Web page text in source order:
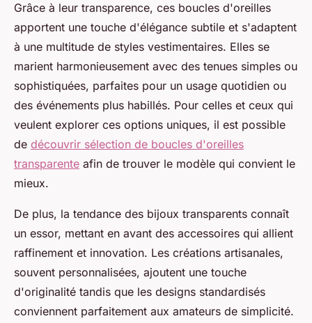
Grâce à leur transparence, ces boucles d'oreilles
apportent une touche d'élégance subtile et s'adaptent
à une multitude de styles vestimentaires. Elles se
marient harmonieusement avec des tenues simples ou
sophistiquées, parfaites pour un usage quotidien ou
des événements plus habillés. Pour celles et ceux qui
veulent explorer ces options uniques, il est possible
de découvrir sélection de boucles d'oreilles
transparente afin de trouver le modèle qui convient le
mieux.
De plus, la tendance des bijoux transparents connaît
un essor, mettant en avant des accessoires qui allient
raffinement et innovation. Les créations artisanales,
souvent personnalisées, ajoutent une touche
d'originalité tandis que les designs standardisés
conviennent parfaitement aux amateurs de simplicité.